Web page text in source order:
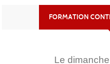
FORMATION
Le dimanche